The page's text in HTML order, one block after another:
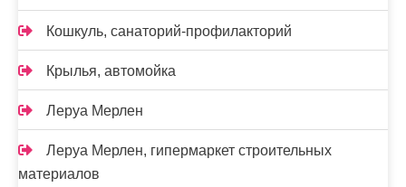
Кошкуль, санаторий-профилакторий
Крылья, автомойка
Леруа Мерлен
Леруа Мерлен, гипермаркет строительных
материалов